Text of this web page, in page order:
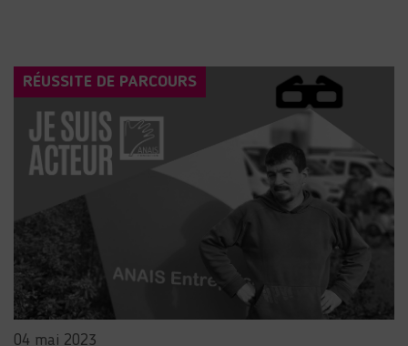
RÉUSSITE DE PARCOURS
04 mai 2023